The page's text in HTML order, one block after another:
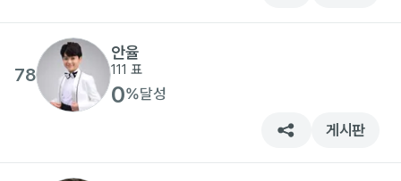
78
안율
111 표
0%달성
게시판